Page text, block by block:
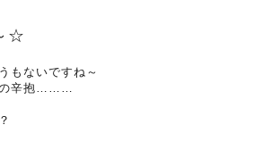
☆
もないですね～
の辛抱………